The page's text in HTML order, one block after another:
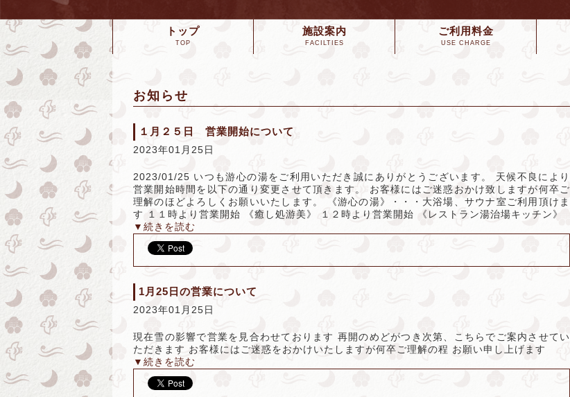
トップ
TOP
施設案内
FACILTIES
ご利用料金
USE CHARGE
お知らせ
１月２５日 営業開始について
2023年01月25日
2023/01/25 いつも游心の湯をご利用いただき誠にありがとうございます。 天候不良により
営業開始時間を以下の通り変更させて頂きます。 お客様にはご迷惑おかけ致しますが何卒ご
理解のほどよろしくお願いいたします。 《游心の湯》・・・大浴場、サウナ室ご利用頂けま
す １１時より営業開始 《癒し処游美》 １２時より営業開始 《レストラン湯治場キッチン》
▼続きを読む
1月25日の営業について
2023年01月25日
現在雪の影響で営業を見合わせております 再開のめどがつき次第、こちらでご案内させてい
ただきます お客様にはご迷惑をおかけいたしますが何卒ご理解の程 お願い申し上げます
▼続きを読む